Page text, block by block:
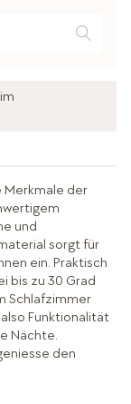
der
und
sorgt für
ein. Praktisch
bis zu 30 Grad
Schlafzimmer
Funktionalität
Nächte.
den